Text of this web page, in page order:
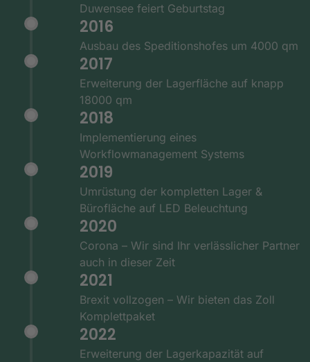
Duwensee feiert Geburtstag
2016
Ausbau des Speditionshofes um 4000 qm
2017
Erweiterung der Lagerfläche auf knapp
18000 qm
2018
Implementierung eines
Workflowmanagement Systems
2019
Umrüstung der kompletten Lager &
Bürofläche auf LED Beleuchtung
2020
Corona – Wir sind Ihr verlässlicher Partner
auch in dieser Zeit
2021
Brexit vollzogen – Wir bieten das Zoll
Komplettpaket
2022
Erweiterung der Lagerkapazität auf